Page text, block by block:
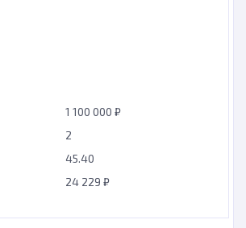
1 100 000 ₽
2
45.40
24 229 ₽